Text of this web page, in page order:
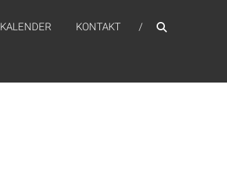
KALENDER KONTAKT